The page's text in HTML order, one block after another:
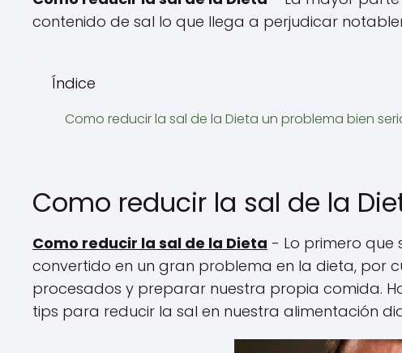
contenido de sal lo que llega a perjudicar
Índice
Como reducir la sal de la Dieta un problema bien
Como reducir la sal de la
Como reducir la sal de la Dieta - Lo primero que
convertido en un gran problema en la dieta, por
procesados y preparar nuestra propia comida.
tips para reducir la sal en nuestra alimentación